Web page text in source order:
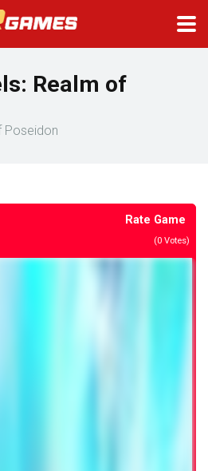
Realm of
Poseidon
Rate Game
(0 Votes)